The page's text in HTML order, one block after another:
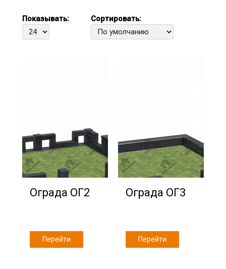
Показывать: Сортировать:
Ограда ОГ2
Перейти
Ограда ОГ3
Перейти